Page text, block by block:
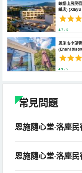
峽語山房民
4.7 / 5
恩施市小望
(Enshi
Homestay)
4.9 / 5
常見問題
恩施隨心堂·洛塵
恩施隨心堂·洛塵